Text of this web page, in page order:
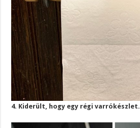
4. Kiderült, hogy egy régi varrókészlet.